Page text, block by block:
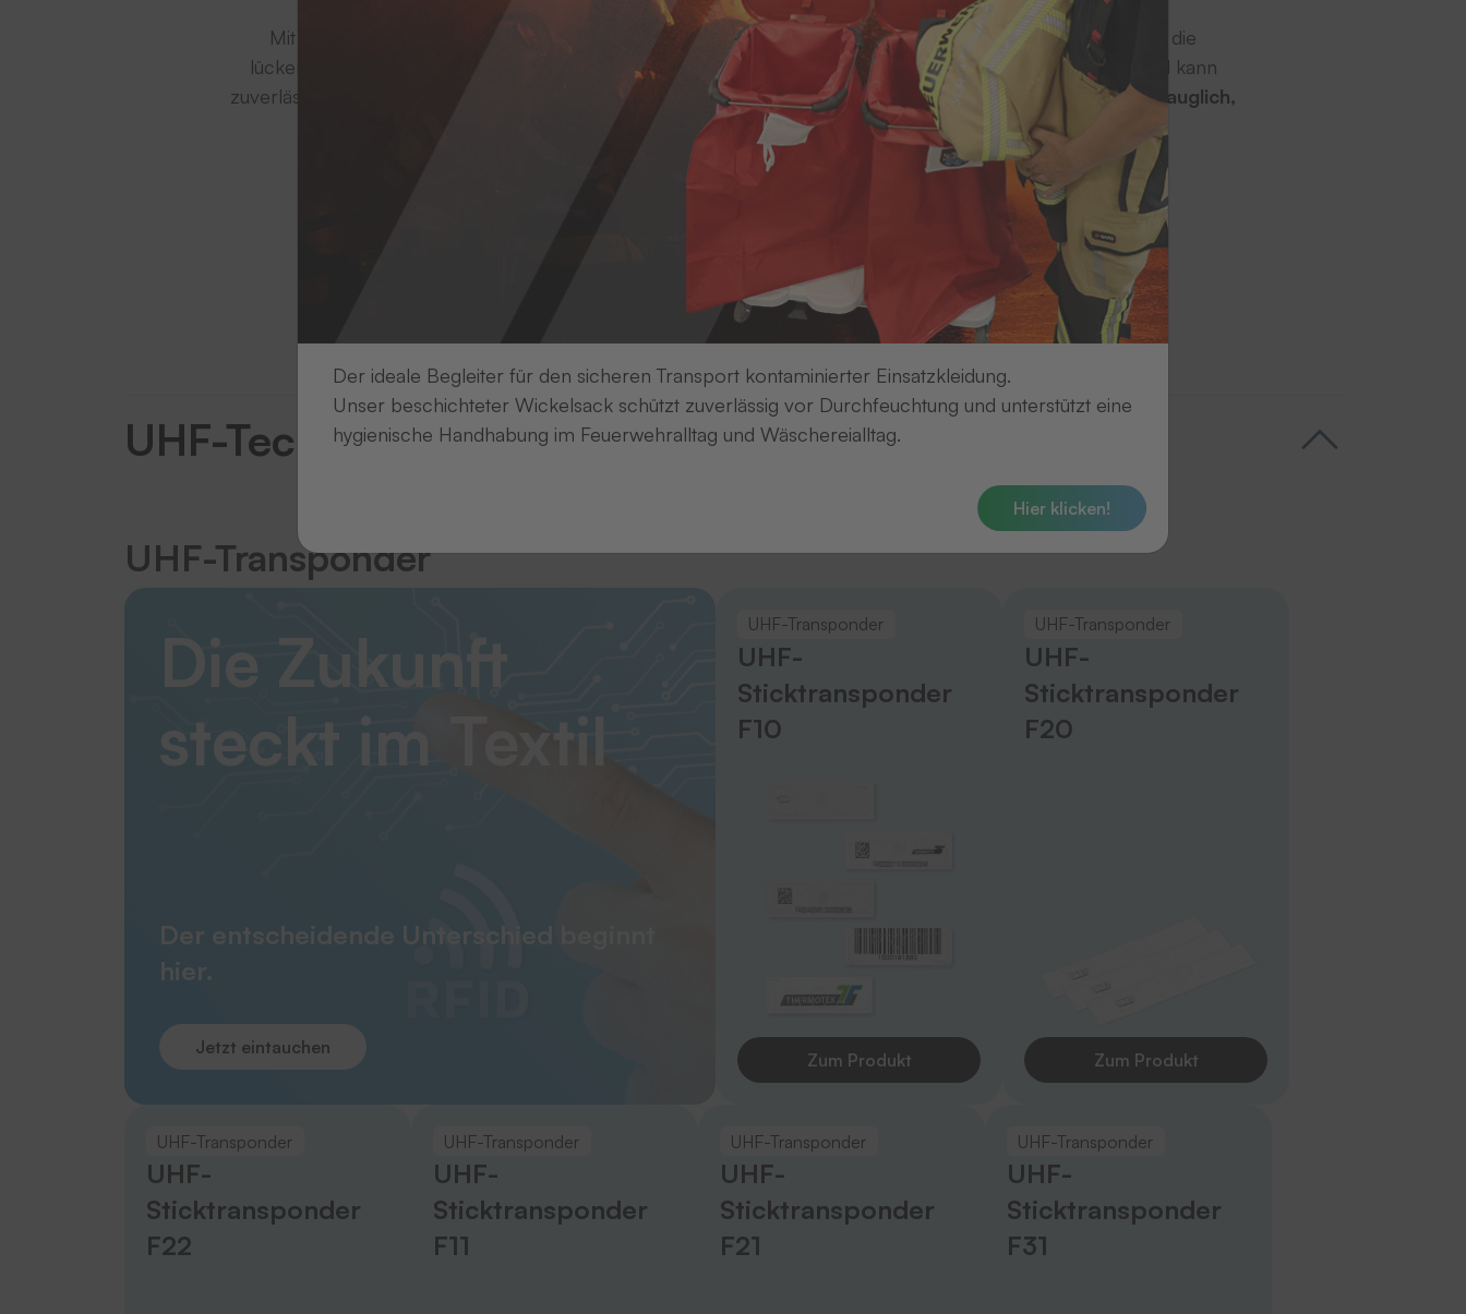
Mit den
RFID-Transpondern von THERMOTEX
optimieren Sie Bestandskontrolle, Logistikprozesse und die
lückenlose Rückverfolgbarkeit Ihrer Textilien. Jede Einheit erhält eine eindeutige Identifikationsnummer und kann
zuverlässig erfasst werden – ob bei Einzel-, Stapel- oder Pulklesungen. Unsere Transponder sind
industrietauglich,
waschbeständig und flexibel integrierbar , wahlweise aufgenäht oder gepatcht.
Suchen Sie sich eine Kategorie aus und springen Sie sofort zum passenden Abschnitt
UHF-Technik
UHF-Transponder
Die Zukunft
steckt im Textil
Der entscheidende Unterschied beginnt
hier.
Jetzt eintauchen
UHF-Transponder
UHF-
Sticktransponder
F10
Zum Produkt
UHF-Transponder
UHF-
Sticktransponder
F20
Zum Produkt
UHF-Transponder
UHF-
Sticktransponder
F22
UHF-Transponder
UHF-
Sticktransponder
F11
UHF-Transponder
UHF-
Sticktransponder
F21
UHF-Transponder
UHF-
Sticktransponder
F31
Der ideale Begleiter für den sicheren Transport kontaminierter Einsatzkleidung.
Unser beschichteter Wickelsack schützt zuverlässig vor Durchfeuchtung und unterstützt eine
hygienische Handhabung im Feuerwehralltag und Wäschereialltag.
Hier klicken!